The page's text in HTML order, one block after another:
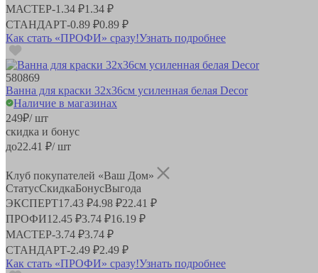
МАСТЕР-1.34 ₽1.34 ₽
СТАНДАРТ-0.89 ₽0.89 ₽
Как стать «ПРОФИ» сразу!Узнать подробнее
580869
Ванна для краски 32х36см усиленная белая Decor
Наличие в магазинах
249₽/ шт
скидка и бонус
до22.41 ₽/ шт
Клуб покупателей «Ваш Дом»
СтатусСкидкаБонусВыгода
ЭКСПЕРТ17.43 ₽4.98 ₽22.41 ₽
ПРОФИ12.45 ₽3.74 ₽16.19 ₽
МАСТЕР-3.74 ₽3.74 ₽
СТАНДАРТ-2.49 ₽2.49 ₽
Как стать «ПРОФИ» сразу!Узнать подробнее